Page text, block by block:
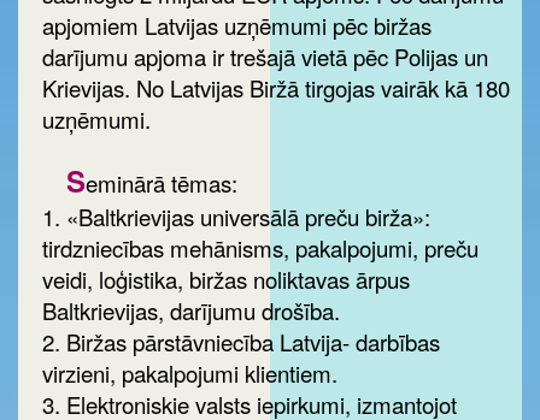
apjomiem Latvijas uzņēmumi pēc biržas
darījumu apjoma ir trešajā vietā pēc Polijas un
Krievijas. No Latvijas Biržā tirgojas vairāk kā 180
uzņēmumi.
Seminārā tēmas:
1. «Baltkrievijas universālā preču birža»:
tirdzniecības mehānisms, pakalpojumi, preču
veidi, loģistika, biržas noliktavas ārpus
Baltkrievijas, darījumu drošība.
2. Biržas pārstāvniecība Latvija- darbības
virzieni, pakalpojumi klientiem.
3. Elektroniskie valsts iepirkumi, izmantojot